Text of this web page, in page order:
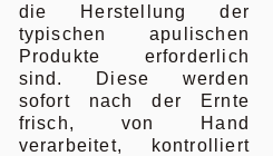
die Herstellung der
typischen apulischen
Produkte erforderlich
sind. Diese werden
sofort nach der Ernte
frisch, von Hand
verarbeitet, kontrolliert